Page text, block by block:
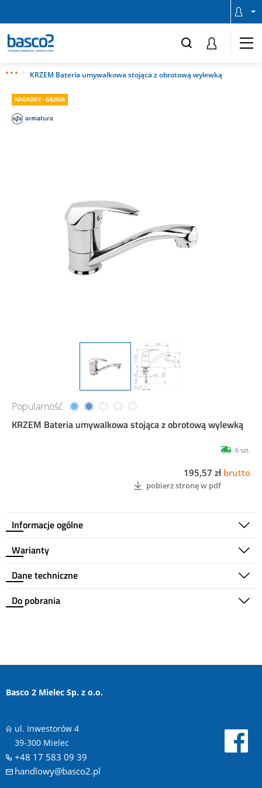
KRZEM Bateria umywalkowa stojąca z obrotową wylewką
Popularność
NAGRODY - GB2026
KRZEM Bateria umywalkowa stojąca z obrotową wylewką
Informacje ogólne
6 szt.
195,57 zł brutto
pobierz stronę w pdf
Warianty
Dane techniczne
Do pobrania
Basco 2 Mielec Sp. z o.o.
ul. Inwestorów 4
39-300 Mielec
+48 17 583 09 39
handlowy@basco2.pl